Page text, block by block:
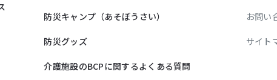
防災キャンプ（あそぼうさい）
防災グッズ
介護施設のBCPに関するよくある質問
お問い
サイト